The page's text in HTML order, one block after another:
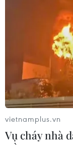
vietnamplus.vn
Vụ cháy nhà